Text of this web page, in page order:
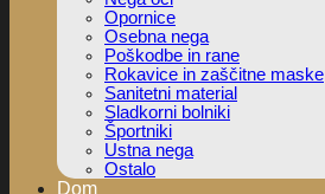
Opornice
Osebna nega
Poškodbe in rane
Rokavice in zaščitne maske
Sanitetni material
Sladkorni bolniki
Športniki
Ustna nega
Ostalo
Dom